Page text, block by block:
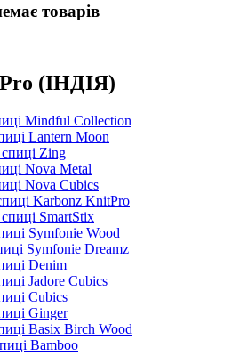
товарів
(ІНДІЯ)
Mindful Collection
Lantern Moon
Zing
Nova Metal
Nova Cubics
Karbonz KnitPro
SmartStix
Symfonie Wood
Symfonie Dreamz
Denim
Jadore Cubics
Cubics
Ginger
Basix Birch Wood
Bamboo